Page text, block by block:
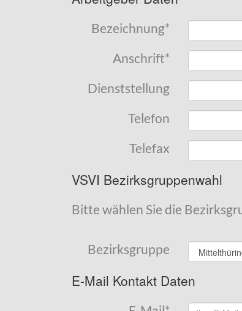
Bezeichnung*
Anschrift*
Dienststellung
Telefon
Telefax
VSVI Bezirksgruppenwahl
Bitte wählen Sie die
Bezirksgruppe
E-Mail Kontakt Daten